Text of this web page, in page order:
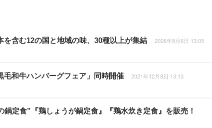
を含む12の国と地域の味、30種以上が集結 2026年8月6日 13:05
毛和牛ハンバーグフェア」同時開催 2021年12月8日 13:13
定食”『鶏しょうが鍋定食』『鶏水炊き定食』を販売！